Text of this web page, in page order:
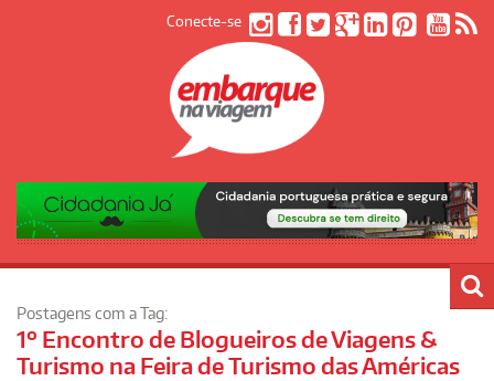
Conecte-se
Postagens com a Tag:
1º Encontro de Blogueiros de Viagens &
Turismo na Feira de Turismo das Américas